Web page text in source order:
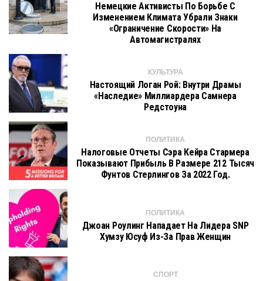
Немецкие Активисты По Борьбе С
Изменением Климата Убрали Знаки
«Ограничение Скорости» На
Автомагистралях
КУЛЬТУРА
Настоящий Логан Рой: Внутри Драмы
«Наследие» Миллиардера Самнера
Редстоуна
ПОЛИТИКА
Налоговые Отчеты Сэра Кейра Стармера
Показывают Прибыль В Размере 212 Тысяч
Фунтов Стерлингов За 2022 Год.
ПОЛИТИКА
Джоан Роулинг Нападает На Лидера SNP
Хумзу Юсуф Из-За Прав Женщин
СПОРТ